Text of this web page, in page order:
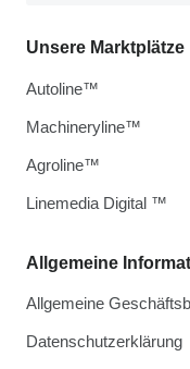
Allgemeine
Allgemeine
Datenschutzerklärung
Unsere Marktplätze
Autoline™
Machineryline™
Agroline™
Linemedia Digital ™